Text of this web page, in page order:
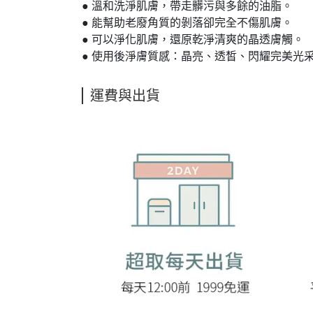
● 溫和洗淨肌膚，帶走髒污與多餘的油脂。
● 能幫助老廢角質的剝落卻完全不傷肌膚。
● 可以淨化肌膚，還原乾淨清爽的晶透膚觸。
● 使用後淨膚質感：晶亮、透皙、閃耀完美光
運費與出貨